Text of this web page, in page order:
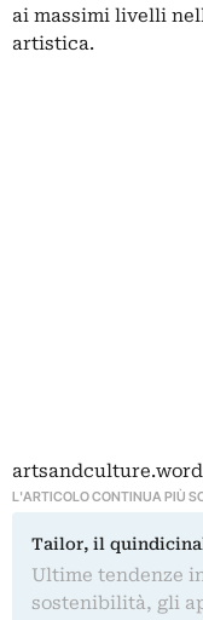
ai massimi livelli
artistica.
L'ARTICOLO CONTINUA PIÙ
Tailor, il
Ultime tendenze
sostenibilità, gli